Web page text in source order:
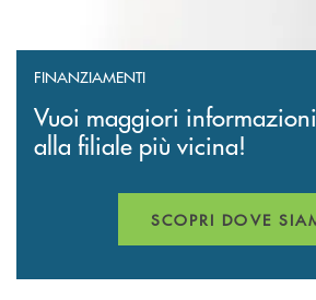
FINANZIAMENTI
Vuoi maggiori
alla filiale più vicina!
SCOPRI DOVE